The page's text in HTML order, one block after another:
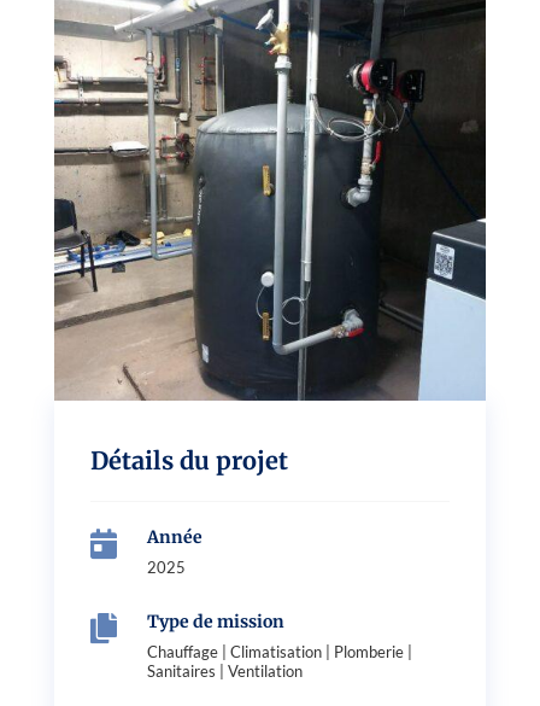
Détails du projet
 Année
2025
 Type de mission
Chauffage| Climatisation| Plomberie|
Sanitaires
Ventilation